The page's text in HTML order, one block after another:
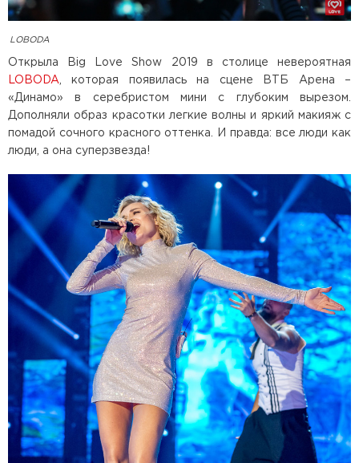
LOBODA
Открыла Big Love Show 2019 в столице невероятная
LOBODA , которая появилась на сцене ВТБ Арена –
«Динамо» в серебристом мини с глубоким вырезом.
Дополняли образ красотки легкие волны и яркий макияж с
помадой сочного красного оттенка. И правда: все люди как
люди, а она суперзвезда!